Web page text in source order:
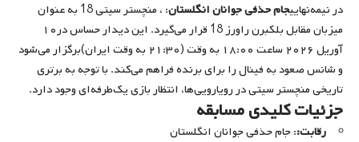
در نیمه‌نهاییجام حذفی جوانان انگلستان
: ، منچستر سیتی 18 به عنوان
میزبان مقابل بلکبرن راورز 18 قرار می‌گیرد. این دیدار حساس در
۱۰
آوریل ۲۰۲۶ ساعت ۱۸:۰۰ به وقت (۲۱:۳۰ به وقت ایران)
برگزار می‌شود
و شانس صعود به فینال را برای برنده فراهم می‌کند. با توجه به برتری
تاریخی منچستر سیتی در رویارویی‌ها، انتظار بازی یک‌طرفه‌ای وجود دارد.
جزئیات کلیدی مسابقه
رقابت:: جام حذفی جوانان انگلستان